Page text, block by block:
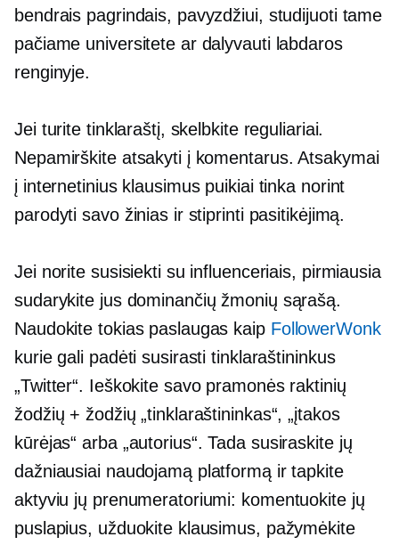
bendrais pagrindais, pavyzdžiui, studijuoti tame
pačiame universitete ar dalyvauti labdaros
renginyje.
Jei turite tinklaraštį, skelbkite reguliariai.
Nepamirškite atsakyti į komentarus. Atsakymai
į internetinius klausimus puikiai tinka norint
parodyti savo žinias ir stiprinti pasitikėjimą.
Jei norite susisiekti su influenceriais, pirmiausia
sudarykite jus dominančių žmonių sąrašą.
Naudokite tokias paslaugas kaip FollowerWonk
kurie gali padėti susirasti tinklaraštininkus
„Twitter“. Ieškokite savo pramonės raktinių
žodžių + žodžių „tinklaraštininkas“, „įtakos
kūrėjas“ arba „autorius“. Tada susiraskite jų
dažniausiai naudojamą platformą ir tapkite
aktyviu jų prenumeratoriumi: komentuokite jų
puslapius, užduokite klausimus, pažymėkite